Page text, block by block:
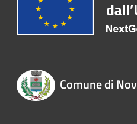
Comune di